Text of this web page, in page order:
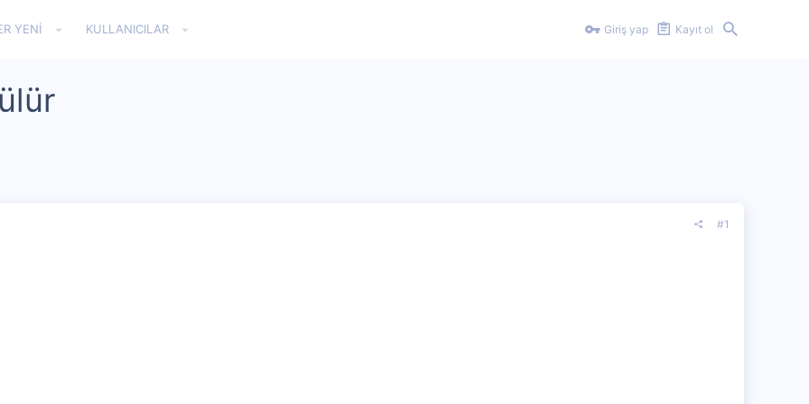
YENI KULLANICILAR Giriş yap Kayıt ol
#1